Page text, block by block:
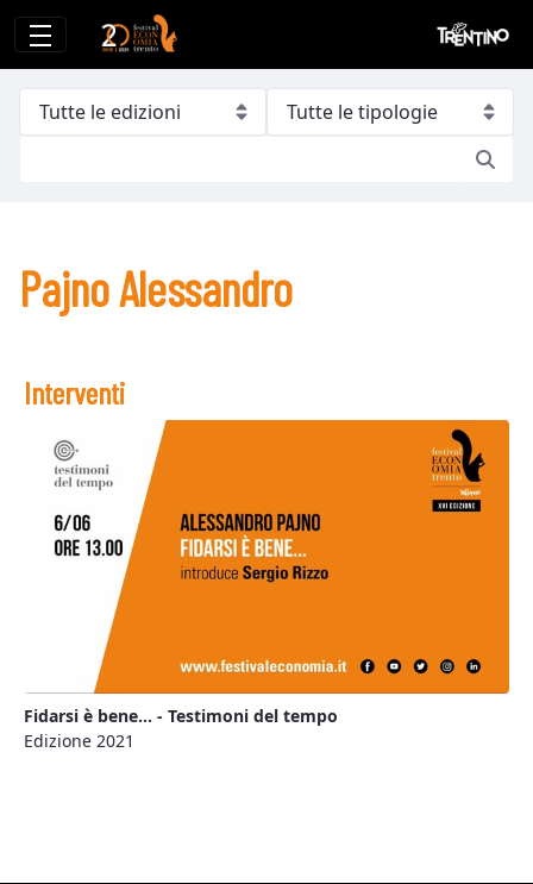
Pajno Alessandro
Pajno Alessandro
Interventi
Fidarsi è bene… - Testimoni del tempo
Edizione 2021